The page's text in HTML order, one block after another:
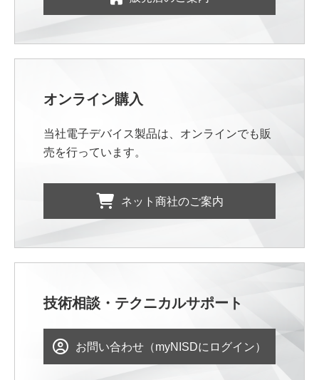
オンライン購入
当社電子デバイス製品は、オンラインでも販
売を行っています。
ネット商社のご案内
技術相談・テクニカルサポート
お問い合わせ（myNISDにログイン）